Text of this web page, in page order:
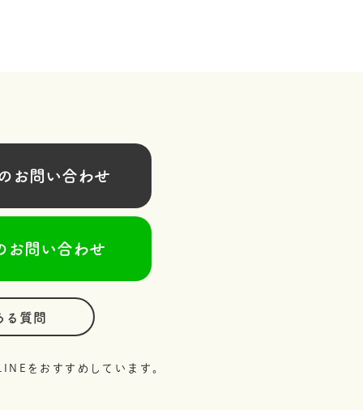
問い合わせ
問い合わせ
る質問
をおすすめしています。